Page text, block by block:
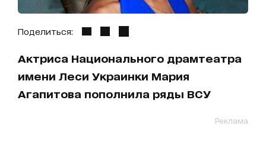
Поделиться:
Актриса Национального драмтеатра
имени Леси Украинки Мария
Агапитова пополнила ряды ВСУ
Реклама